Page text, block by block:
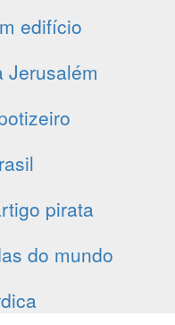
edifício
Jerusalém
pirata
do mundo